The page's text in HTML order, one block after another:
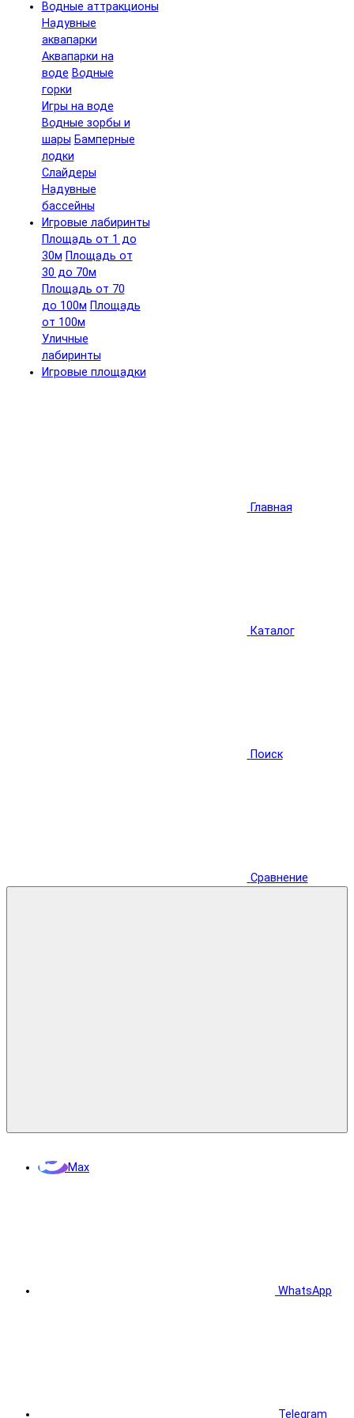
Водные аттракционы
Надувные
аквапарки
Аквапарки на
воде Водные
горки
Игры на воде
Водные зорбы и
шары Бамперные
лодки
Слайдеры
Надувные
бассейны
Игровые лабиринты
Площадь от 1 до
30м Площадь от
30 до 70м
Площадь от 70
до 100м Площадь
от 100м
Уличные
лабиринты
Игровые площадки
Главная
Каталог
Поиск
Сравнение
Max
WhatsApp
Telegram